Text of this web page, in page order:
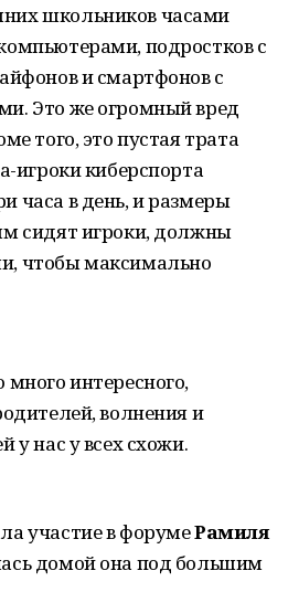
школьников часами
подростков с
и смартфонов с
Это же огромный вред
того, это пустая трата
игроки киберспорта
часа в день, и размеры
сидят игроки, должны
чтобы максимально
интересного,
волнения и
у нас у всех схожи.
участие в форумеРамиля
домой она под большим